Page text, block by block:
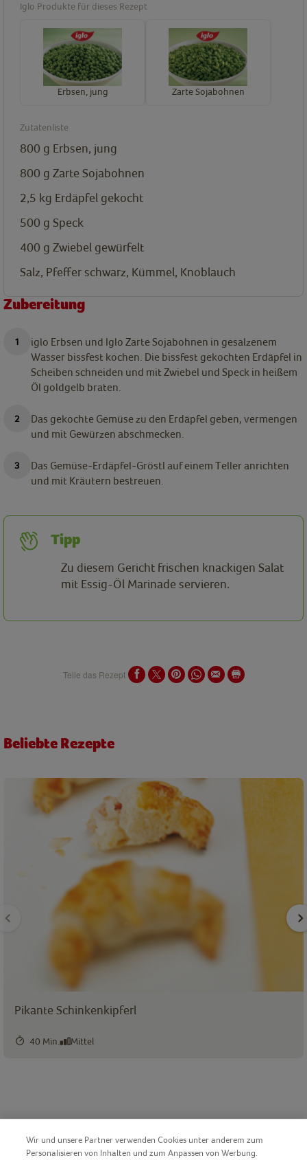
Iglo Produkte für dieses Rezept
Erbsen, jung Zarte Sojabohnen
Zutatenliste
800 g Erbsen, jung
800 g Zarte Sojabohnen
2,5 kg Erdäpfel gekocht
500 g Speck
400 g Zwiebel gewürfelt
Salz, Pfeffer schwarz, Kümmel, Knoblauch
Zubereitung
iglo Erbsen und Iglo Zarte Sojabohnen in gesalzenem
Wasser bissfest kochen. Die bissfest gekochten Erdäpfel in
Scheiben schneiden und mit Zwiebel und Speck in heißem
Öl goldgelb braten.
Das gekochte Gemüse zu den Erdäpfel geben, vermengen
und mit Gewürzen abschmecken.
Das Gemüse-Erdäpfel-Gröstl auf einem Teller anrichten
und mit Kräutern bestreuen.
Tipp
Zu diesem Gericht frischen knackigen Salat
mit Essig-Öl Marinade servieren.
Teile das Rezept
Beliebte Rezepte
Pikante Schinkenkipferl
40 Min. Mittel
Wir und unsere Partner verwenden Cookies unter anderem zum
Personalisieren von Inhalten und zum Anpassen von Werbung.